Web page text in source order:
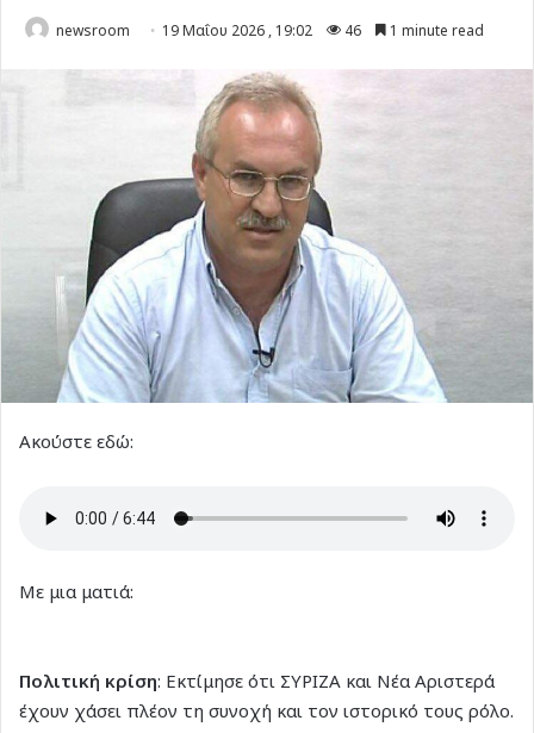
newsroom 19 Μαΐου 2026 , 19:02 46 1 minute read
Ακούστε εδώ:
Με μια ματιά:
Πολιτική κρίση: Εκτίμησε ότι ΣΥΡΙΖΑ και Νέα Αριστερά
έχουν χάσει πλέον τη συνοχή και τον ιστορικό τους ρόλο.